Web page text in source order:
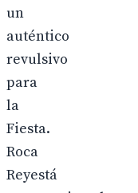
un
auténtico
revulsivo
para
la
Fiesta.
Roca
Reyestá